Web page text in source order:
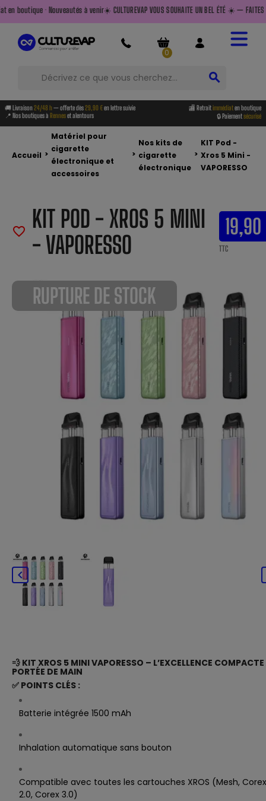
à venir☀️ CULTUREVAP VOUS SOUHAITE UN BEL ÉTÉ ☀️ — FAITES LE PLEIN
0
search
🚚 Livraison24/48 h — offerte dès29,90 €en lettre suivie 🏬 Retraitimmédiaten boutique
📍 Nos boutiques à Renneset alentours 🔒 Paiementsécurisé
Accueil >
Matériel pour
cigarette
électronique et
accessoires
>
Nos kits de
cigarette
électronique
>
KIT Pod -
Xros 5 Mini -
VAPORESSO
RUPTURE DE STOCK

favorite_border
KIT POD - XROS 5 MINI
- VAPORESSO
TTC
💨 KIT XROS 5 MINI VAPORESSO – L’EXCELLENCE
PORTÉE DE MAIN
✅ POINTS CLÉS :
Batterie intégrée 1500 mAh
Inhalation automatique sans bouton
Compatible avec toutes les cartouches XROS (Mesh, Corex
2.0, Corex 3.0)